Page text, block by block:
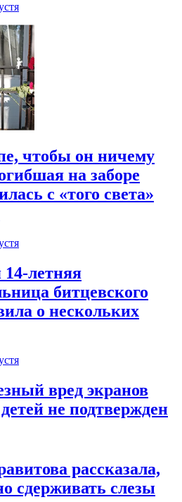
чтобы он ничему
на заборе
с «того света»
летняя
битцевского
о нескольких
вред экранов
не подтвержден
рассказала,
сдерживать слезы